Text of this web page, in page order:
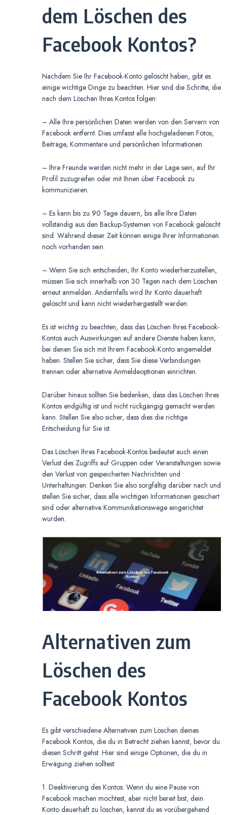
dem Löschen des
Facebook Kontos?
Nachdem Sie Ihr Facebook-Konto gelöscht haben, gibt es
einige wichtige Dinge zu beachten. Hier sind die Schritte, die
nach dem Löschen Ihres Kontos folgen:
– Alle Ihre persönlichen Daten werden von den Servern von
Facebook entfernt. Dies umfasst alle hochgeladenen Fotos,
Beiträge, Kommentare und persönlichen Informationen.
– Ihre Freunde werden nicht mehr in der Lage sein, auf Ihr
Profil zuzugreifen oder mit Ihnen über Facebook zu
kommunizieren.
– Es kann bis zu 90 Tage dauern, bis alle Ihre Daten
vollständig aus den Backup-Systemen von Facebook gelöscht
sind. Während dieser Zeit können einige Ihrer Informationen
noch vorhanden sein.
– Wenn Sie sich entscheiden, Ihr Konto wiederherzustellen,
müssen Sie sich innerhalb von 30 Tagen nach dem Löschen
erneut anmelden. Andernfalls wird Ihr Konto dauerhaft
gelöscht und kann nicht wiederhergestellt werden.
Es ist wichtig zu beachten, dass das Löschen Ihres Facebook-
Kontos auch Auswirkungen auf andere Dienste haben kann,
bei denen Sie sich mit Ihrem Facebook-Konto angemeldet
haben. Stellen Sie sicher, dass Sie diese Verbindungen
trennen oder alternative Anmeldeoptionen einrichten.
Darüber hinaus sollten Sie bedenken, dass das Löschen Ihres
Kontos endgültig ist und nicht rückgängig gemacht werden
kann. Stellen Sie also sicher, dass dies die richtige
Entscheidung für Sie ist.
Das Löschen Ihres Facebook-Kontos bedeutet auch einen
Verlust des Zugriffs auf Gruppen oder Veranstaltungen sowie
den Verlust von gespeicherten Nachrichten und
Unterhaltungen. Denken Sie also sorgfältig darüber nach und
stellen Sie sicher, dass alle wichtigen Informationen gesichert
sind oder alternative Kommunikationswege eingerichtet
wurden.
Alternativen zum
Löschen des
Facebook Kontos
Es gibt verschiedene Alternativen zum Löschen deines
Facebook Kontos, die du in Betracht ziehen kannst, bevor du
diesen Schritt gehst. Hier sind einige Optionen, die du in
Erwägung ziehen solltest:
1. Deaktivierung des Kontos: Wenn du eine Pause von
Facebook machen möchtest, aber nicht bereit bist, dein
Konto dauerhaft zu löschen, kannst du es vorübergehend